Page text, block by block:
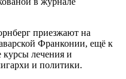
приезжают на
Франконии, ещё к
курсы лечения и
и политики.